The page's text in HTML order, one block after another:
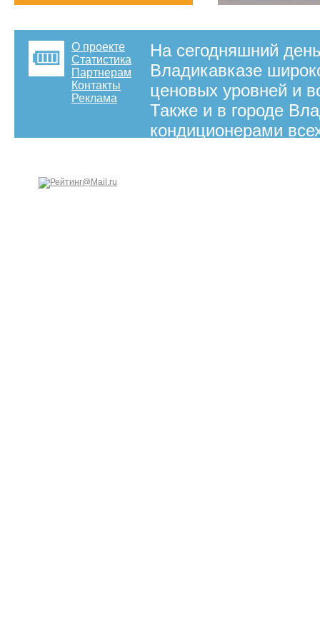
О проекте
Статистика
Партнерам
Контакты
Реклама
На сегодняшний
Владикавказе
ценовых уровней и
Также и в городе
кондиционерами